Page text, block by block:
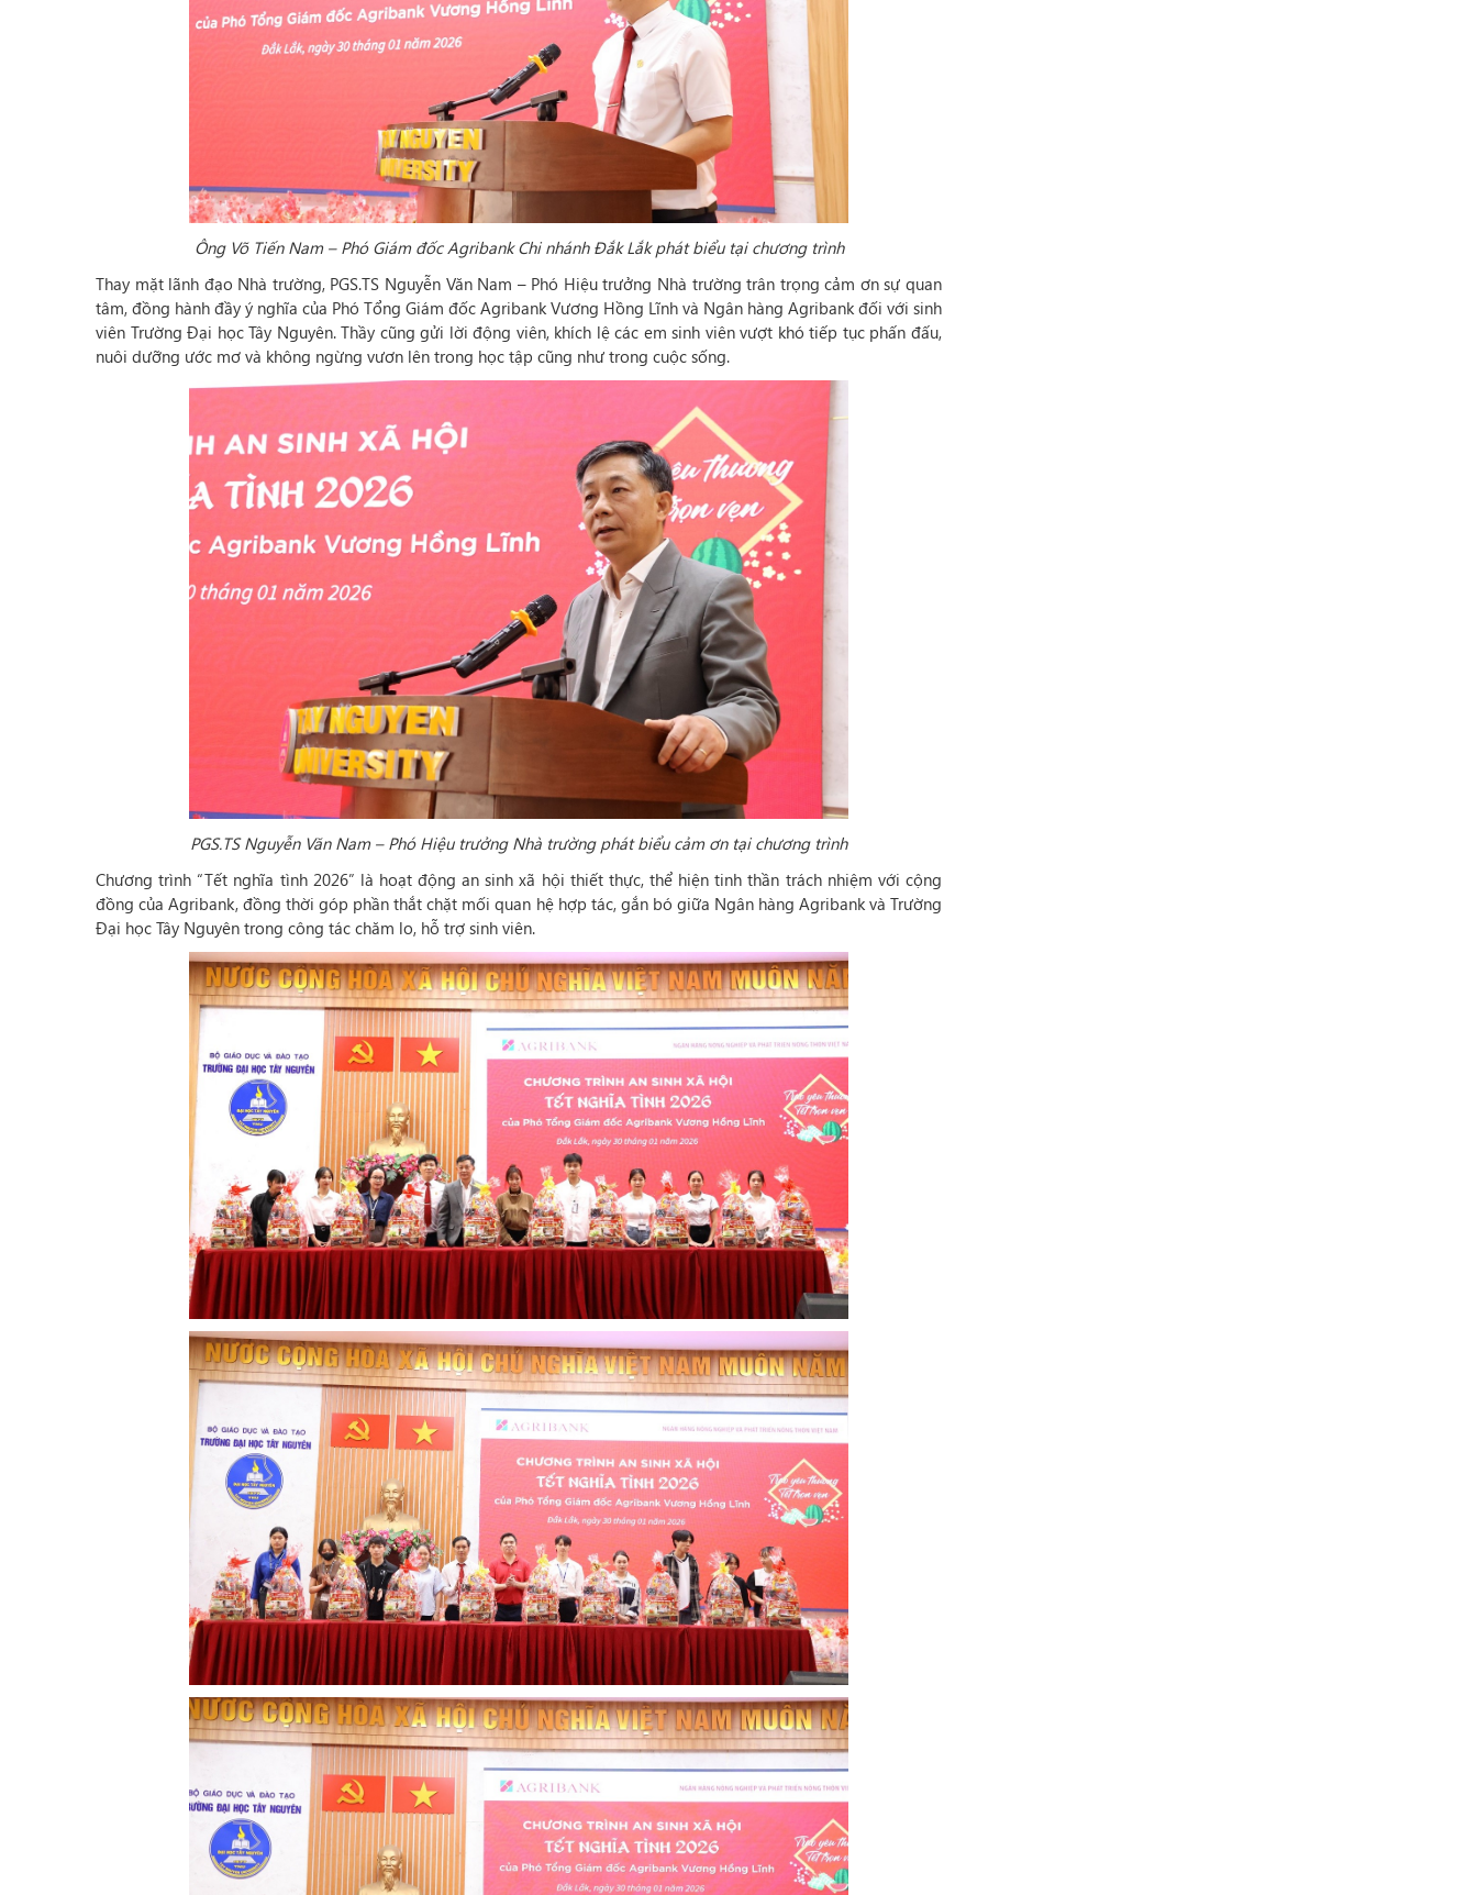
Ông Võ Tiến Nam – Phó Giám đốc Agribank Chi nhánh Đắk Lắk phát biểu tại chương trình
Thay mặt lãnh đạo Nhà trường, PGS.TS Nguyễn Văn Nam – Phó Hiệu trưởng Nhà trường trân trọng cảm ơn sự quan
tâm, đồng hành đầy ý nghĩa của Phó Tổng Giám đốc Agribank Vương Hồng Lĩnh và Ngân hàng Agribank đối với sinh
viên Trường Đại học Tây Nguyên. Thầy cũng gửi lời động viên, khích lệ các em sinh viên vượt khó tiếp tục phấn đấu,
nuôi dưỡng ước mơ và không ngừng vươn lên trong học tập cũng như trong cuộc sống.
PGS.TS Nguyễn Văn Nam – Phó Hiệu trưởng Nhà trường phát biểu cảm ơn tại chương trình
Chương trình “Tết nghĩa tình 2026” là hoạt động an sinh xã hội thiết thực, thể hiện tinh thần trách nhiệm với cộng
đồng của Agribank, đồng thời góp phần thắt chặt mối quan hệ hợp tác, gắn bó giữa Ngân hàng Agribank và Trường
Đại học Tây Nguyên trong công tác chăm lo, hỗ trợ sinh viên.